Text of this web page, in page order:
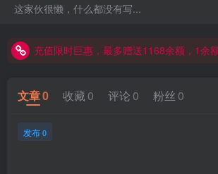
这家伙很懒，什么都没有写...
充值限时巨惠，最多赠送1168余额，1余
文章0 收藏 0 评论 0 粉丝 0
发布 0